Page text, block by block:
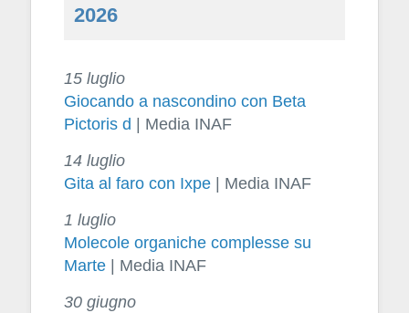
2026
15 luglio
Giocando a nascondino con Beta
Pictoris d | Media INAF
14 luglio
Gita al faro con Ixpe| Media INAF
1 luglio
Molecole organiche complesse su
Marte| Media INAF
30 giugno